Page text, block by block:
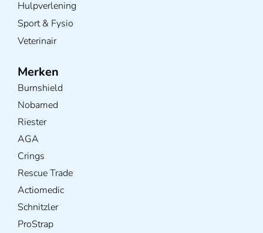
Hulpverlening
Sport & Fysio
Veterinair
Merken
Burnshield
Nobamed
Riester
AGA
Crings
Rescue Trade
Actiomedic
Schnitzler
ProStrap